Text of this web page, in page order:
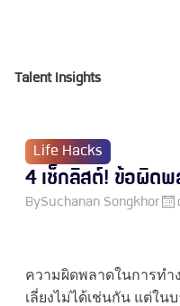
Talent Insights
Life Hacks
4 เช็กลิสต์! ข้อผิดพ
BySuchanan Songkhor
ความผิดพลาดในการทำ
เลี่ยงไม่ได้เช่นกัน แต่ใน